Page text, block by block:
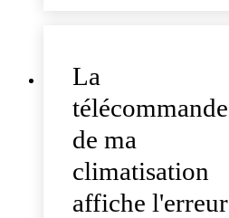
La
télécommande
de ma
climatisation
affiche l'erreur